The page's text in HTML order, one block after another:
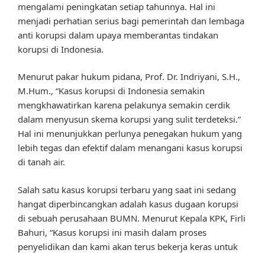
mengalami peningkatan setiap tahunnya. Hal ini
menjadi perhatian serius bagi pemerintah dan lembaga
anti korupsi dalam upaya memberantas tindakan
korupsi di Indonesia.
Menurut pakar hukum pidana, Prof. Dr. Indriyani, S.H.,
M.Hum., “Kasus korupsi di Indonesia semakin
mengkhawatirkan karena pelakunya semakin cerdik
dalam menyusun skema korupsi yang sulit terdeteksi.”
Hal ini menunjukkan perlunya penegakan hukum yang
lebih tegas dan efektif dalam menangani kasus korupsi
di tanah air.
Salah satu kasus korupsi terbaru yang saat ini sedang
hangat diperbincangkan adalah kasus dugaan korupsi
di sebuah perusahaan BUMN. Menurut Kepala KPK, Firli
Bahuri, “Kasus korupsi ini masih dalam proses
penyelidikan dan kami akan terus bekerja keras untuk